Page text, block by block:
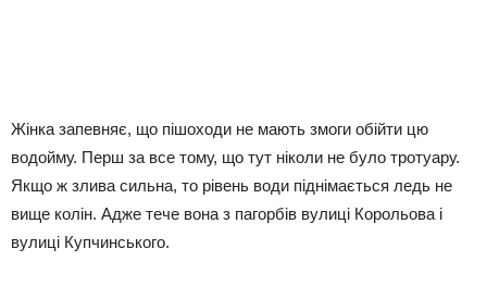
Жінка запевняє, що пішоходи не мають змоги обійти цю
водойму. Перш за все тому, що тут ніколи не було тротуару.
Якщо ж злива сильна, то рівень води піднімається ледь не
вище колін. Адже тече вона з пагорбів вулиці Корольова і
вулиці Купчинського.